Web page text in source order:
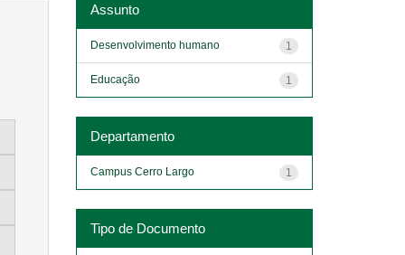
Assunto
1
Desenvolvimento humano
1
Educação
Departamento
1
Campus Cerro Largo
Tipo de Documento